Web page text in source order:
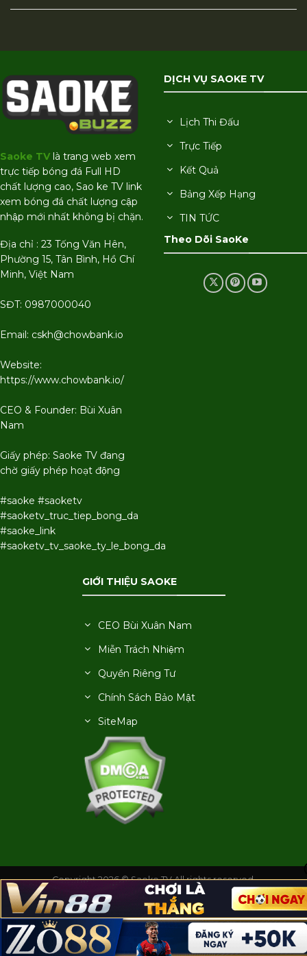
Saoke TVlà trang web xem
trực tiếp bóng đá Full HD
chất lượng cao, Sao ke TV link
xem bóng đá chất lượng cập
nhập mới nhất không bị chặn.
Địa chỉ : 23 Tống Văn Hên,
Phường 15, Tân Bình, Hồ Chí
Minh, Việt Nam
SĐT: 0987000040
Email: cskh@chowbank.io
Website:
https://www.chowbank.io/
CEO & Founder: Bùi Xuân
Nam
Giấy phép: Saoke TV đang
chờ giấy phép hoạt động
#saoke #saoketv
#saoketv_truc_tiep_bong_da
#saoke_link
#saoketv_tv_saoke_ty_le_bong_da
DỊCH VỤ SAOKE TV
Lịch Thi Đấu
Trực Tiếp
Kết Quả
Bảng Xếp Hạng
TIN TỨC
Theo Dõi SaoKe
GIỚI THIỆU SAOKE
CEO Bùi Xuân Nam
Miễn Trách Nhiệm
Quyền Riêng Tư
Chính Sách Bảo Mật
SiteMap
Copyright 2026 © Saoke TV All rights reserved.